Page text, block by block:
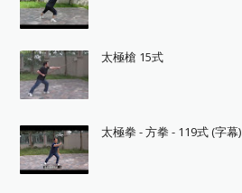
太極槍 15式
太極拳 - 方拳 - 119式 (字幕)